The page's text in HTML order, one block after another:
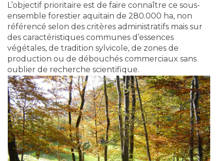
L’objectif prioritaire est de faire connaître ce sous-
ensemble forestier aquitain de 280.000 ha, non
référencé selon des critères administratifs mais sur
des caractéristiques communes d’essences
végétales, de tradition sylvicole, de zones de
production ou de débouchés commerciaux sans
oublier de recherche scientifique.